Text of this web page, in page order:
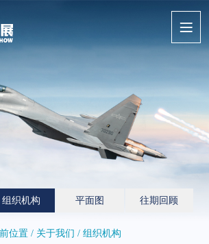
组织机构 平面图 往期回顾
位置 / 关于我们 / 组织机构